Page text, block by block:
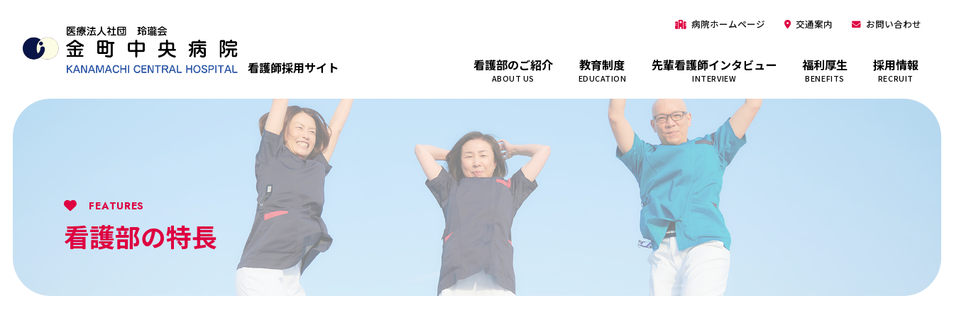
看護師採用サイト
病院ホームページ 交通案内 お問い合わせ
看護部のご紹介
ABOUT US
教育制度
EDUCATION
先輩看護師インタビュー
INTERVIEW
福利厚生
BENEFITS
採用情報
RECRUIT
FEATURES
看護部の特長